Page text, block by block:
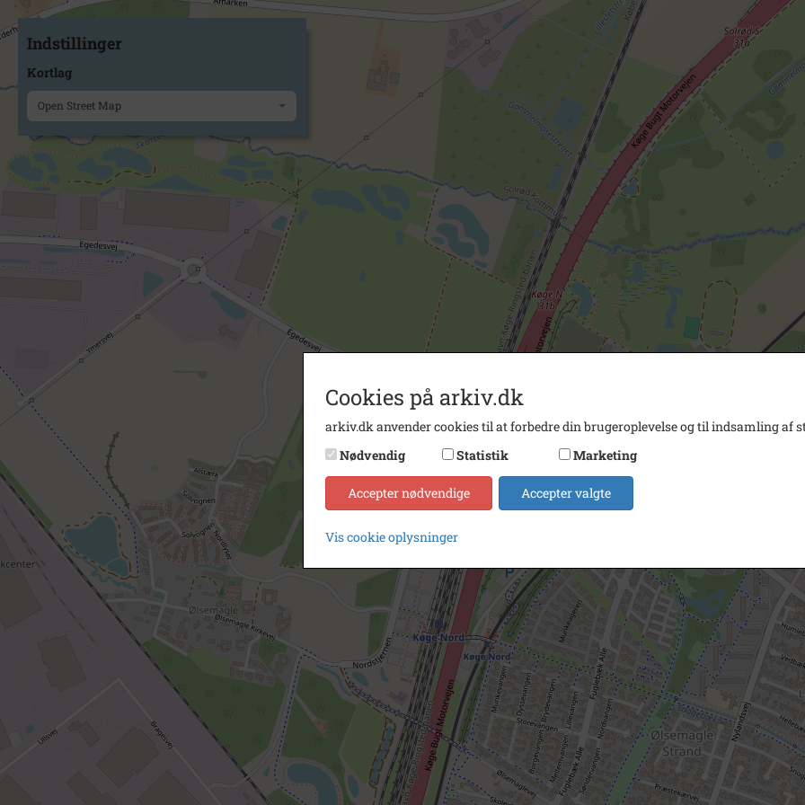
Indstillinger
Kortlag
Open Street Map
Cookies på arkiv.dk
arkiv.dk anvender cookies til at forbedre din brugeroplevelse og til indsamling af
Nødvendig
Statistik Marketing
Accepter nødvendige Accepter valgte
Vis cookie oplysninger